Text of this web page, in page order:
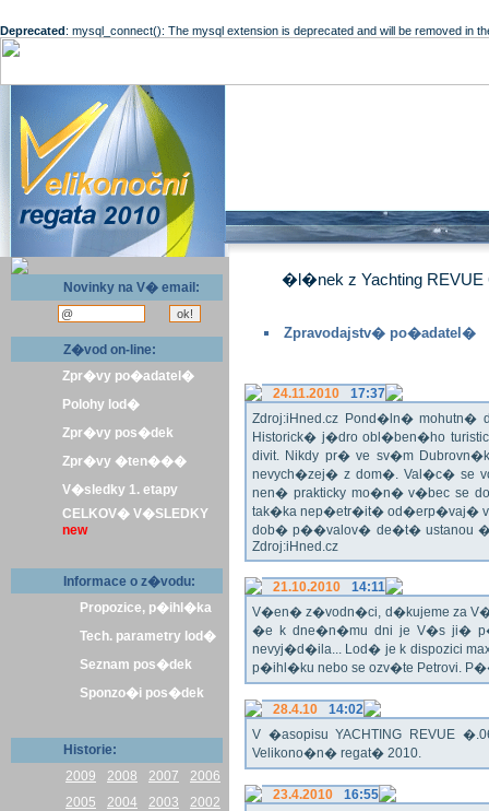
Deprecated: mysql_connect(): The mysql extension is deprecated and will be removed in
Novinky na V� email:
Z�vod on-line:
Zpr�vy po�adatel�
Polohy lod�
Zpr�vy pos�dek
Zpr�vy �ten���
V�sledky 1. etapy
CELKOV� V�SLEDKY
new
Informace o z�vodu:
Propozice, p�ihl�ka
Tech. parametry lod�
Seznam pos�dek
Sponzo�i pos�dek
Historie:
2009
2008 2007
2006
2005
2004 2003
2002
�l�nek z Yachting REVUE
Zpravodajstv� po�adatel�
24.11.2010
17:37
Zdroj:iHned.cz Pond�ln�
Historick� j�dro obl�ben�ho
divit. Nikdy pr� ve sv�m
nevych�zej� z dom�. Val�c� se
nen� prakticky mo�n� v�bec se
tak�ka nep�etr�it� od�erp�vaj�
dob� p��valov� de�t� ustanou
Zdroj:iHned.cz
21.10.2010
14:11
V�en� z�vodn�ci, d�kujeme za V�
�e k dne�n�mu dni je V�s ji�
nevyj�d�ila... Lod� je k dispozici
p�ihl�ku nebo se ozv�te Petrovi.
28.4.10
14:02
V �asopisu YACHTING REVUE
Velikono�n� regat� 2010.
23.4.2010
16:55